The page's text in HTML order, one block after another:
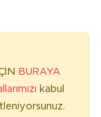
BURAYA
kabul